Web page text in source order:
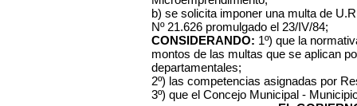
b) se solicita imponer una multa de
Nº 21.626 promulgado el 23/IV/84;
CONSIDERANDO: 1º) que la
montos de las multas que se aplican
departamentales;
2º) las competencias asignadas por
3º) que el Concejo Municipal -